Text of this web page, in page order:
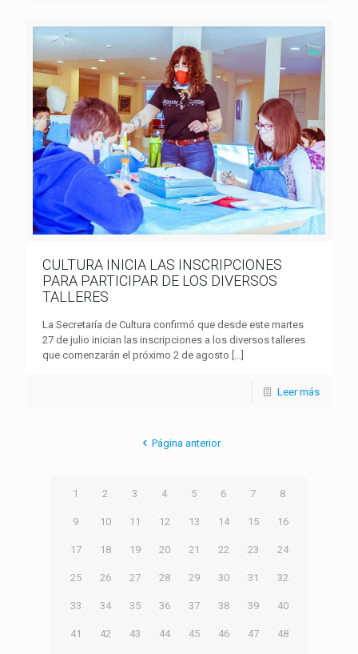
CULTURA INICIA LAS INSCRIPCIONES
PARA PARTICIPAR DE LOS DIVERSOS
TALLERES
La Secretaría de Cultura confirmó que desde este martes
27 de julio inician las inscripciones a los diversos talleres
que comenzarán el próximo 2 de agosto […]
Leer más
Página anterior
1 2 3 4 5 6 7 8
9 10 11 12 13 14 15 16
17 18 19 20 21 22 23 24
25 26 27 28 29 30 31 32
33 34 35 36 37 38 39 40
41 42 43 44 45 46 47 48